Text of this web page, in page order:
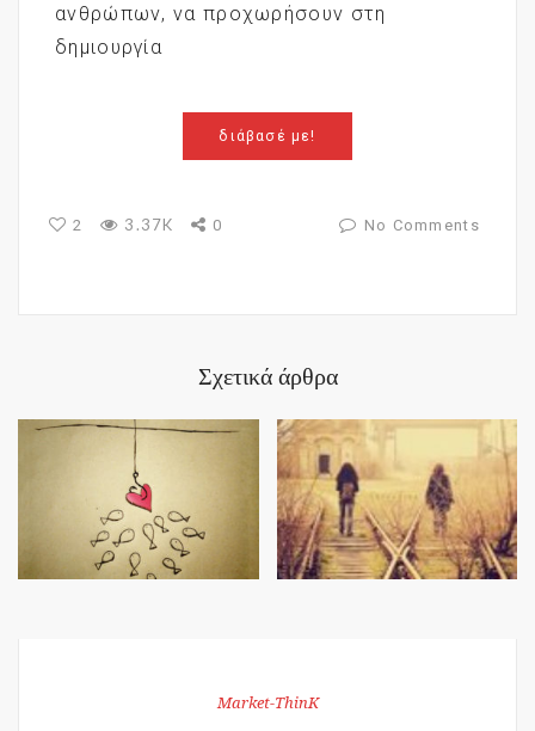
ανθρώπων, να προχωρήσουν στη
δημιουργία
διάβασέ με!
2 3.37K 0 No Comments
Σχετικά άρθρα
Market-ThinK